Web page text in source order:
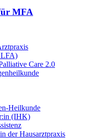
MFA
Care 2.0
Heilkunde
(IHK)
der Hausarztpraxis